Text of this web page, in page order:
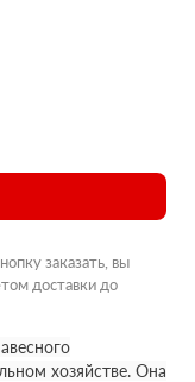
заказать, вы
доставки до
хозяйстве. Она